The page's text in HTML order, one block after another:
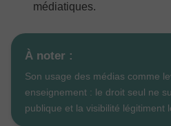
médiatiques.
À noter :
Son usage des médias comme
enseignement : le droit seul ne
publique et la visibilité légitiment